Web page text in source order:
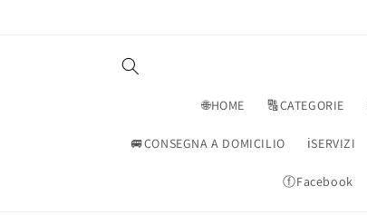
🌐HOME 🔠CATEGORIE
🚐CONSEGNA A DOMICILIO ℹ️SERVIZI
ⓕFacebook